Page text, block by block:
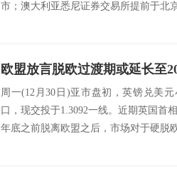
市；澳大利亚悉尼证券交易所提前于北
周一(12月30日)亚市盘初，英镑兑美
口，现交投于1.3092一线。近期英国首
年底之前脱离欧盟之后，市场对于硬脱